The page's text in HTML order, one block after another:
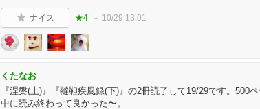
ナイス ★4 10/29 13:01
くたなお
『涅槃(上)』『韃靼疾風録(下)』の2冊読了して19/29です。500
中に読み終わって良かった〜。